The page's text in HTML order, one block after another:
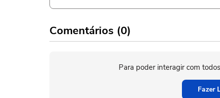
Comentários (0)
Para poder interagir com
Fazer